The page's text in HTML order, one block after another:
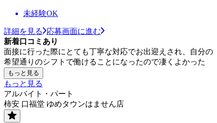
未経験OK
詳細を見る
応募画面に進む
新着口コミあり
面接に行った際にとても丁寧な対応でお出迎えされ、自分の
希望通りのシフトで働けることになったので凄くよかった
もっと見る
もっと見る
アルバイト・パート
柿安 口福堂 ゆめタウンはません店